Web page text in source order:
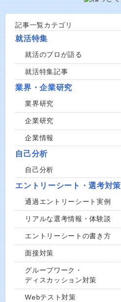
記事一覧カテゴリ
就活特集
就活のプロが語る
就活特集記事
業界・企業研究
業界研究
企業研究
企業情報
自己分析
自己分析
エントリーシート・選考対策
通過エントリーシート実例
リアルな選考情報・体験談
エントリーシートの書き方
面接対策
グループワーク・
ディスカッション対策
Webテスト対策